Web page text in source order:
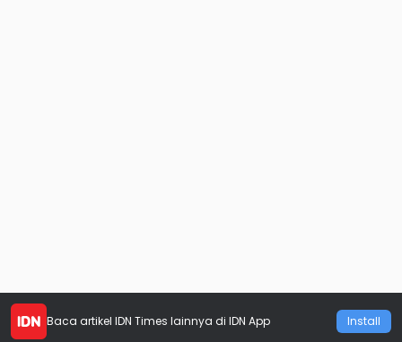
Baca artikel IDN Times lainnya di IDN App Install